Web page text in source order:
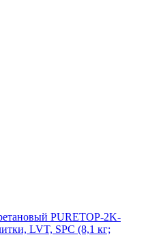
PURETOP-2K-
LVT, SPC (8,1 кг;